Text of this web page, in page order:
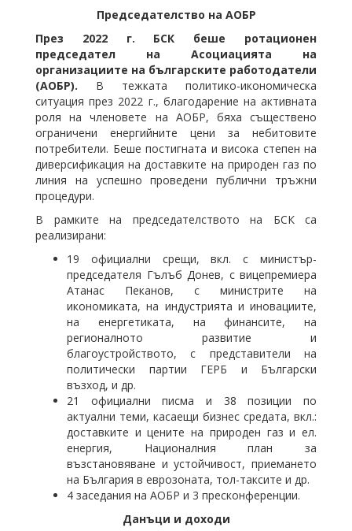
Председателство на АОБР
През 2022 г. БСК беше ротационен
председател на
Асоциацията на
организациите на българските работодатели
(АОБР). В тежката политико-икономическа
ситуация през 2022 г., благодарение на активната
роля на членовете на АОБР, бяха съществено
ограничени енергийните цени за небитовите
потребители. Беше постигната и висока степен на
диверсификация на доставките на природен газ по
линия на успешно проведени публични тръжни
процедури.
В рамките на председателството на БСК са
реализирани:
19 официални срещи, вкл. с министър-
председателя Гълъб Донев, с вицепремиера
Атанас Пеканов, с министрите на
икономиката, на индустрията и иновациите,
на енергетиката, на финансите, на
регионалното развитие и
благоустройството, с представители на
политически партии ГЕРБ и Български
възход, и др.
21 официални писма и 38 позиции по
актуални теми, касаещи бизнес средата, вкл.:
доставките и цените на природен газ и ел.
енергия, Националния план за
възстановяване и устойчивост, приемането
на България в еврозоната, тол-таксите и др.
4 заседания на АОБР и 3 пресконференции.
Данъци и доходи